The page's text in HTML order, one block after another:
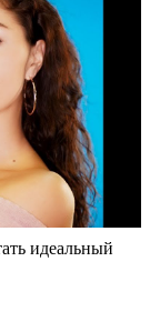
идеальный